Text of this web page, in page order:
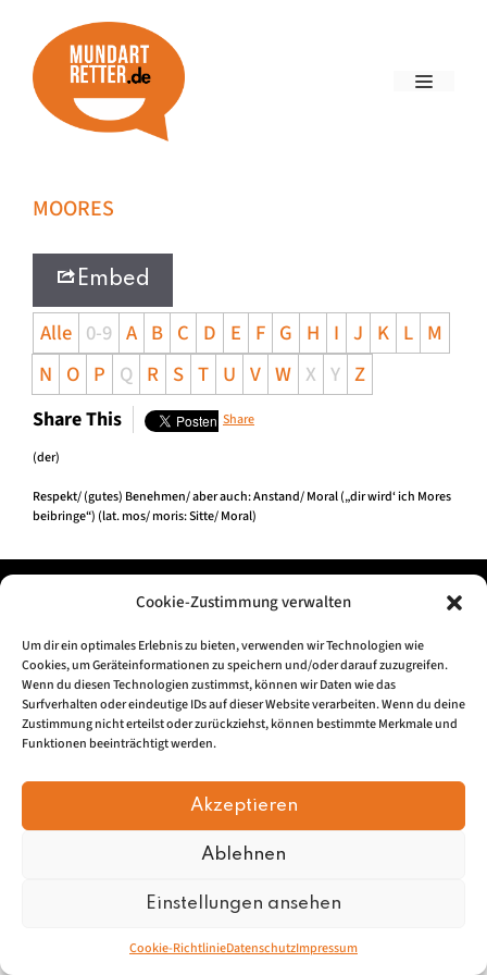
Cookie-Zustimmung verwalten
Um dir ein optimales Erlebnis zu bieten, verwenden wir Technologien wie
Cookies, um Geräteinformationen zu speichern und/oder darauf zuzugreifen.
Wenn du diesen Technologien zustimmst, können wir Daten wie das
Surfverhalten oder eindeutige IDs auf dieser Website verarbeiten. Wenn du deine
Zustimmung nicht erteilst oder zurückziehst, können bestimmte Merkmale und
Funktionen beeinträchtigt werden.
Akzeptieren
Ablehnen
Einstellungen ansehen
Cookie-RichtlinieDatenschutzImpressum
MOORES
Embed
Alle 0-9 A B C D E F G H I J K L M
N O P Q R S T U V W X Y Z
Share This Share
(der)
Respekt/ (gutes) Benehmen/ aber auch: Anstand/ Moral („dir wird‘ ich Mores
beibringe“) (lat. mos/ moris: Sitte/ Moral)
Impressum tz
© 2026, Mundartretter.de